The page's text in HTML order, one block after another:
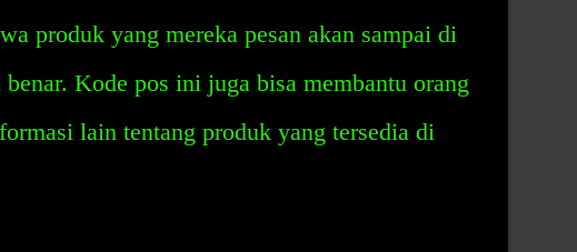
produk yang mereka pesan akan sampai di
Kode pos ini juga bisa membantu orang
lain tentang produk yang tersedia di